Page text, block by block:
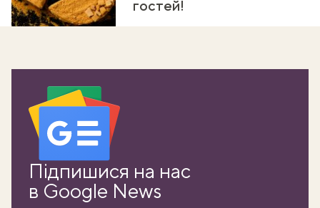
гостей!
Підпишися на нас
в Google News